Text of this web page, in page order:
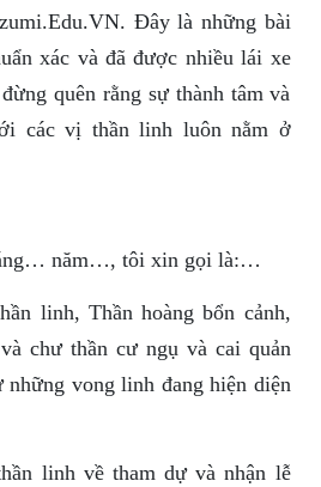
Đây là những bài
xác và đã được nhiều lái xe
quên rằng sự thành tâm và
các vị thần linh luôn nằm ở
năm…, tôi xin gọi là:…
linh, Thần hoàng bổn cảnh,
chư thần cư ngụ và cai quản
những vong linh đang hiện diện
linh về tham dự và nhận lễ